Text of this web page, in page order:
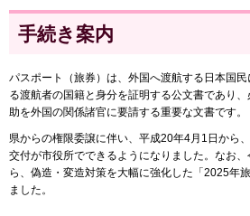
手続き案内
パスポート（旅券）は、外国へ渡航する日本国
る渡航者の国籍と身分を証明する公文書であり
助を外国の関係諸官に要請する重要な文書です。
県からの権限委譲に伴い、平成20年4月1日から
交付が市役所でできるようになりました。なお
ら、偽造・変造対策を大幅に強化した「2025年
ました。